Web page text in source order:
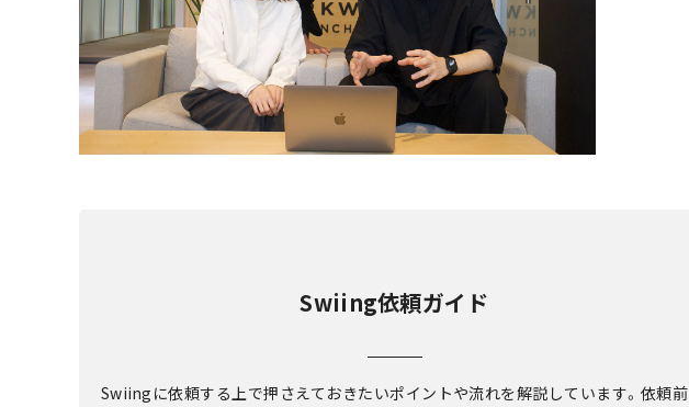
Swiing依頼ガイド
Swiingに依頼する上で押さえておきたいポイントや流れを解説しています。依頼前